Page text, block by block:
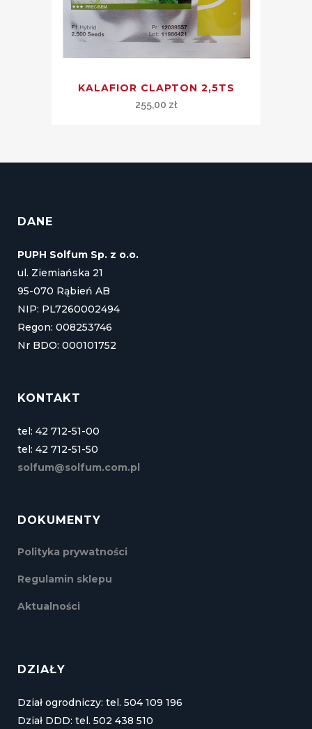
KALAFIOR CLAPTON 2,5TS
255,00 zł
DANE
PUPH Solfum Sp. z o.o.
ul. Ziemiańska 21
95-070 Rąbień AB
NIP: PL7260002494
Regon: 008253746
Nr BDO: 000101752
KONTAKT
tel: 42 712-51-00
tel: 42 712-51-50
solfum@solfum.com.pl
DOKUMENTY
Polityka prywatności
Regulamin sklepu
Aktualności
DZIAŁY
Dział ogrodniczy: tel. 504 109 196
Dział DDD: tel. 502 438 510